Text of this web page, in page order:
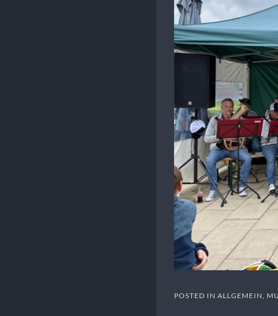
POSTED IN ALLGEMEIN,